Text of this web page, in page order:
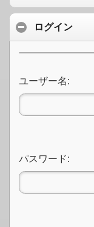
ログイン
ユーザー名:
パスワード: